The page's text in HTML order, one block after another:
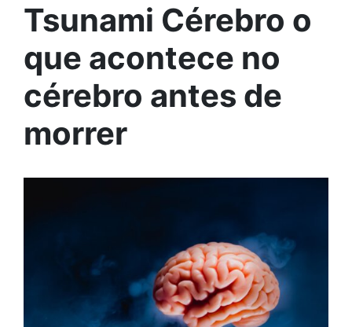
Tsunami Cérebro o
que acontece no
cérebro antes de
morrer